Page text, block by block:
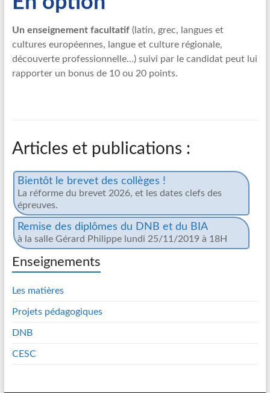
Un enseignement facultatif (latin, grec, langues et
cultures européennes, langue et culture régionale,
découverte professionnelle…) suivi par le candidat peut lui
rapporter un bonus de 10 ou 20 points.
Articles et publications :
Bientôt le brevet des collèges !
La réforme du brevet 2026, et les dates clefs des
épreuves.
Remise des diplômes du DNB et du BIA
à la salle Gérard Philippe lundi 25/11/2019 à 18H
Enseignements
Les matières
Projets pédagogiques
DNB
CESC